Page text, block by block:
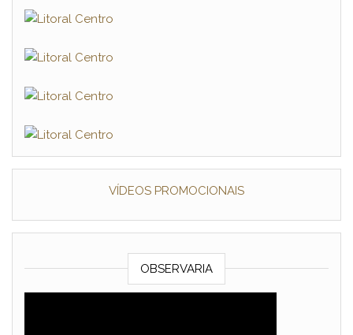
VÍDEOS PROMOCIONAIS
OBSERVARIA